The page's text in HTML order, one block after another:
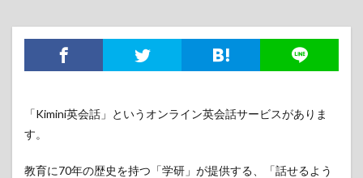
「Kimini英会話」というオンライン英会話サービスがありま
す。
教育に70年の歴史を持つ「学研」が提供する、「話せるよう